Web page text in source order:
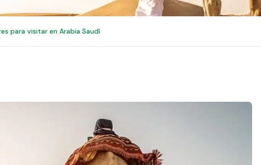
para visitar en Arabia Saudí